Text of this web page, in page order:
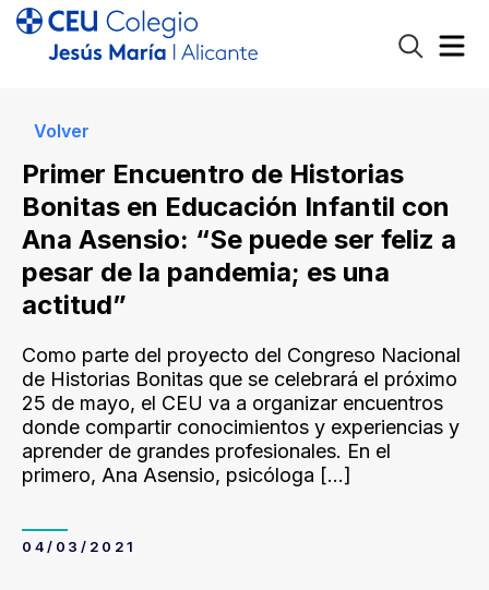
Volver
Primer Encuentro de Historias
Bonitas en Educación Infantil con
Ana Asensio: “Se puede ser feliz a
pesar de la pandemia; es una
actitud”
Como parte del proyecto del Congreso Nacional
de Historias Bonitas que se celebrará el próximo
25 de mayo, el CEU va a organizar encuentros
donde compartir conocimientos y experiencias y
aprender de grandes profesionales. En el
primero, Ana Asensio, psicóloga […]
04/03/2021